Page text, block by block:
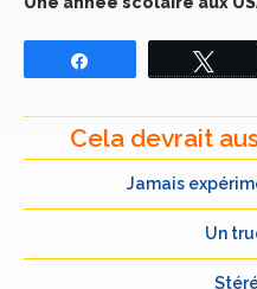
Cela devrait
Jamais
Un